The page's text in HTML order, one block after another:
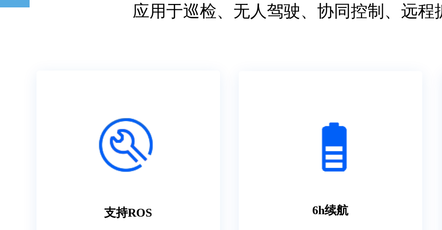
应用于巡检、无人驾驶、协同控制、远程
支持ROS 6h续航